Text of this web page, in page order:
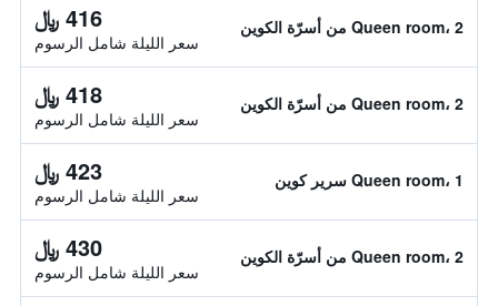
Queen room، 2 من أسرّة الكوين 416 ﷼
سعر الليلة شامل الرسوم
Queen room، 2 من أسرّة الكوين 418 ﷼
سعر الليلة شامل الرسوم
Queen room، 1 سرير كوين 423 ﷼
سعر الليلة شامل الرسوم
Queen room، 2 من أسرّة الكوين 430 ﷼
سعر الليلة شامل الرسوم